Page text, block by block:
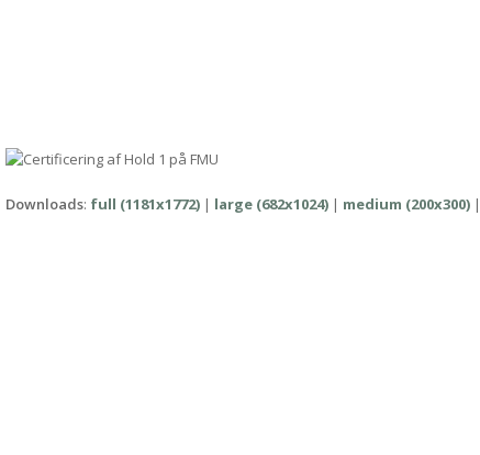
Downloads: full (1181x1772) | large (682x1024) | medium (200x300) |